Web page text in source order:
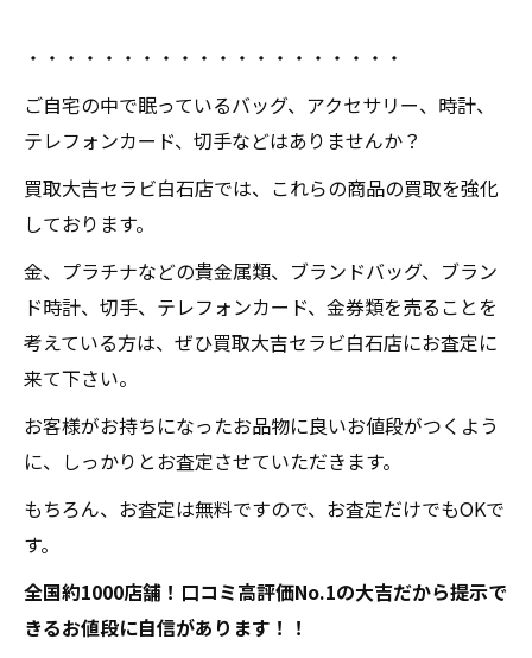
・・・・・・・・・・・・・・・・・・・・
ご自宅の中で眠っているバッグ、アクセサリー、時計、
テレフォンカード、切手などはありませんか？
買取大吉セラビ白石店では、これらの商品の買取を強化
しております。
金、プラチナなどの貴金属類、ブランドバッグ、ブラン
ド時計、切手、テレフォンカード、金券類を売ることを
考えている方は、ぜひ買取大吉セラビ白石店にお査定に
来て下さい。
お客様がお持ちになったお品物に良いお値段がつくよう
に、しっかりとお査定させていただきます。
もちろん、お査定は無料ですので、お査定だけでもOKで
す。
全国約1000店舗！口コミ高評価No.1の大吉だから提示で
きるお値段に自信があります！！